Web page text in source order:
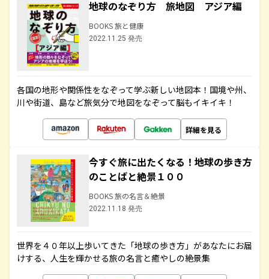
地球のなぞり方 旅地図 アジア編
BOOKS 旅と健康
2022.11.25 発売
各国の地形や関係性をなぞって学ぶ新しい地図本！国境や州、
川や街道、島など旅気分で地図をなぞって脳もイキイキ！
詳細を見る
今すぐ旅に出たくなる！地球の歩き方
のことばと絶景１００
BOOKS 旅の名言＆絶景
2022.11.18 発売
世界を４０年以上歩いてきた「地球の歩き方」があなたにお届
けする、人生を輝かせる旅の名言と癒やしの絶景集